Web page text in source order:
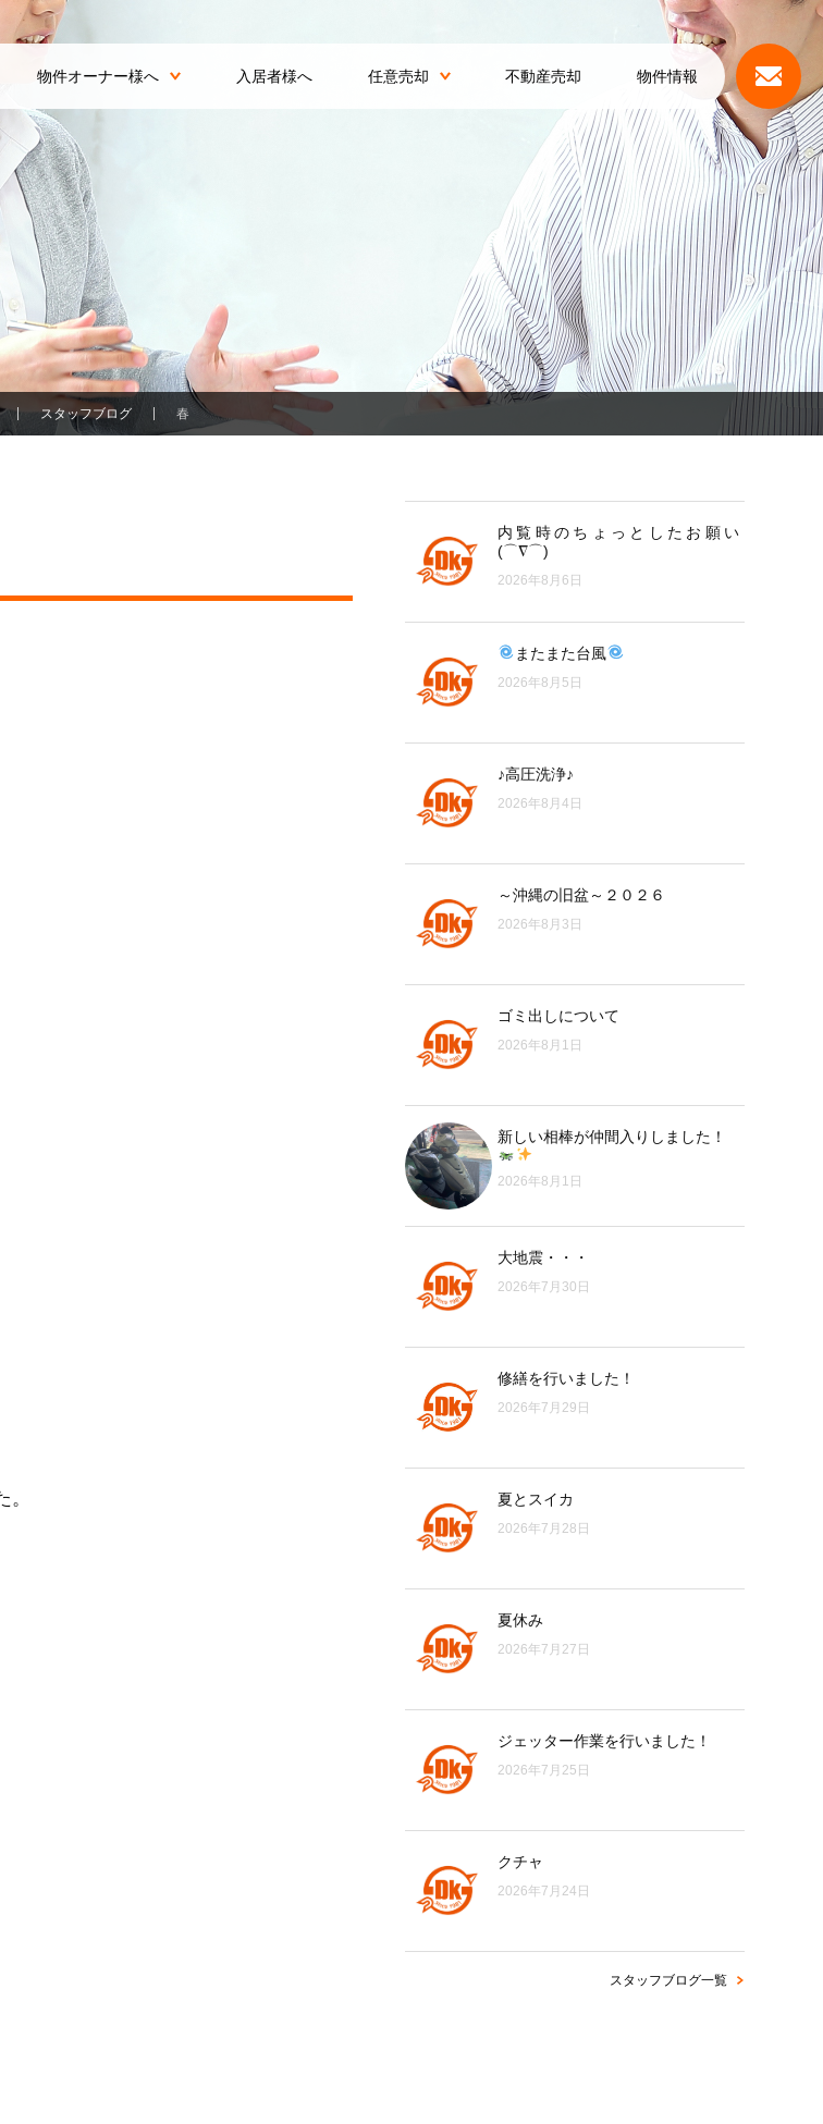
物件オーナー様へ 入居者様へ 任意売却 不動産売却 物件情報
スタッフブログ 春
内覧時のちょっとしたお願い
(⌒∇⌒)
2026年8月6日
またまた台風
2026年8月5日
♪高圧洗浄♪
2026年8月4日
～沖縄の旧盆～２０２６
2026年8月3日
ゴミ出しについて
2026年8月1日
新しい相棒が仲間入りしました！
2026年8月1日
大地震・・・
2026年7月30日
修繕を行いました！
2026年7月29日
夏とスイカ
2026年7月28日
夏休み
2026年7月27日
ジェッター作業を行いました！
2026年7月25日
クチャ
2026年7月24日
スタッフブログ一覧